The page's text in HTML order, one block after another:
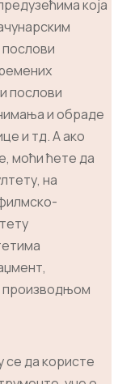
која
послови
послови
и обраде
и тд. А ако
моћи ћете да
на
производњом
се да користе